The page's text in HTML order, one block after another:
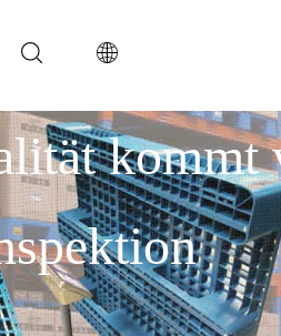
kommt